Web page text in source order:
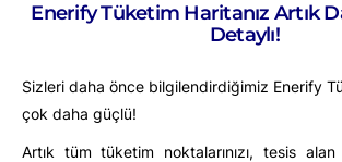
Enerify Tüketim Haritanız Artık
Detaylı!
Sizleri daha önce bilgilendirdiğimiz Enerify
çok daha güçlü!
Artık tüm tüketim noktalarınızı, tesis